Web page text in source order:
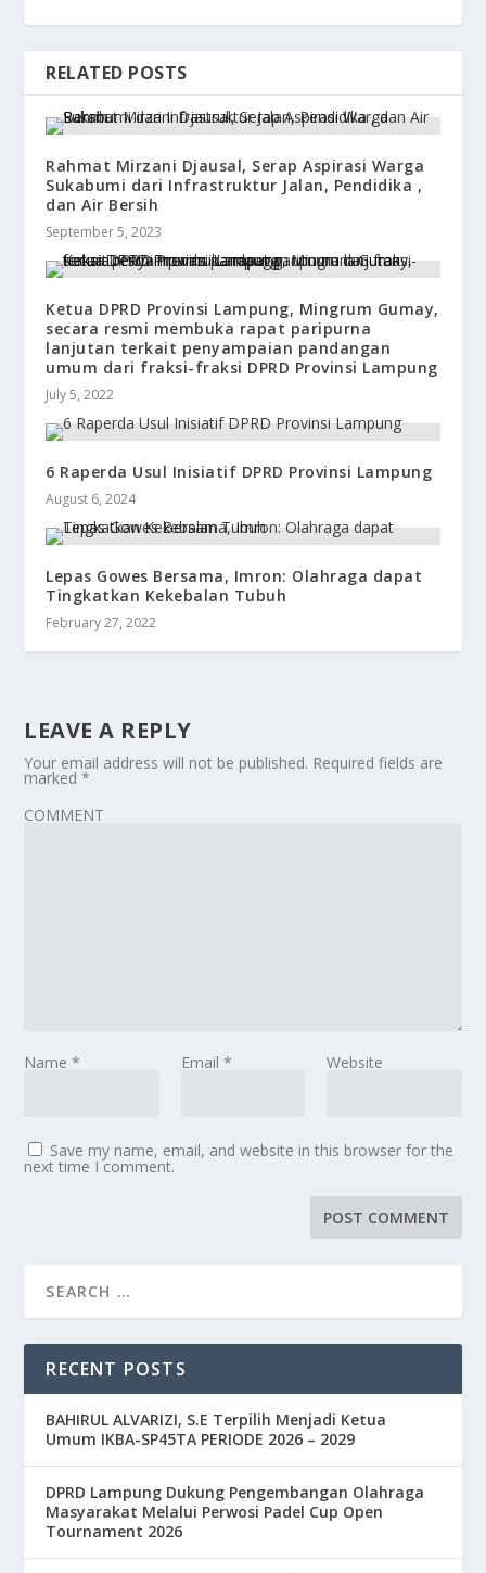
RELATED POSTS
Rahmat Mirzani Djausal, Serap Aspirasi Warga
Sukabumi dari Infrastruktur Jalan, Pendidika ,
dan Air Bersih
September 5, 2023
Ketua DPRD Provinsi Lampung, Mingrum Gumay,
secara resmi membuka rapat paripurna
lanjutan terkait penyampaian pandangan
umum dari fraksi-fraksi DPRD Provinsi Lampung
July 5, 2022
6 Raperda Usul Inisiatif DPRD Provinsi Lampung
August 6, 2024
Lepas Gowes Bersama, Imron: Olahraga dapat
Tingkatkan Kekebalan Tubuh
February 27, 2022
LEAVE A REPLY
Your email address will not be published. Required fields are
marked*
COMMENT
Name* Email * Website
Save my name, email, and website in this browser for the
next time I comment.
RECENT POSTS
BAHIRUL ALVARIZI, S.E Terpilih Menjadi Ketua
Umum IKBA-SP45TA PERIODE 2026 – 2029
DPRD Lampung Dukung Pengembangan Olahraga
Masyarakat Melalui Perwosi Padel Cup Open
Tournament 2026